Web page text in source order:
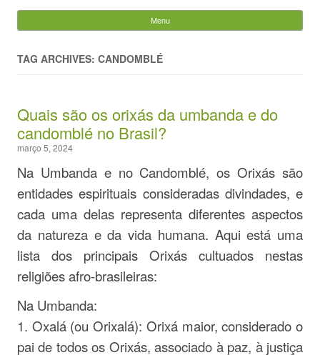
Evandro Legramonte
por:
Menu
TAG ARCHIVES: CANDOMBLÉ
Quais são os orixás da umbanda e do
candomblé no Brasil?
março 5, 2024
Na Umbanda e no Candomblé, os Orixás são
entidades espirituais consideradas divindades, e
cada uma delas representa diferentes aspectos
da natureza e da vida humana. Aqui está uma
lista dos principais Orixás cultuados nestas
religiões afro-brasileiras:
Na Umbanda:
1. Oxalá (ou Orixalá): Orixá maior, considerado o
pai de todos os Orixás, associado à paz, à justiça